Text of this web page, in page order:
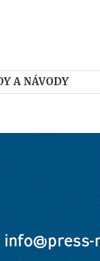
A NÁVODY